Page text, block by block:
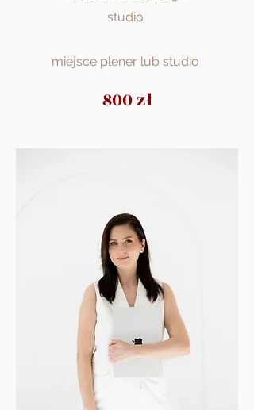
studio
miejsce plener lub studio
800 zł